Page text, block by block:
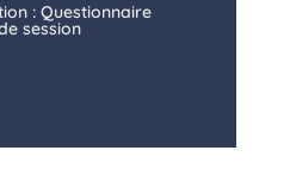
: Questionnaire
session